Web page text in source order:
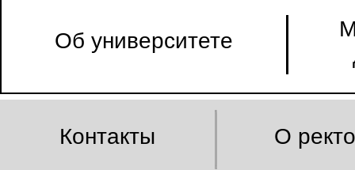
Об университете
Контакты О